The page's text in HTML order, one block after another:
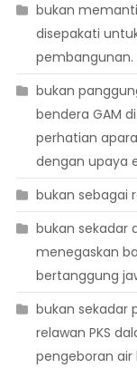
bukan
disepakati
bukan
bendera GAM
perhatian
dengan upaya
bukan sebagai
bukan sekadar
menegaskan
bertanggung
bukan sekadar
relawan PKS
pengeboran air